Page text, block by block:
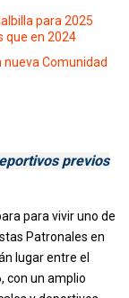
para 2025
que en 2024
nueva Comunidad
previos
para vivir uno de
Patronales en
lugar entre el
con un amplio